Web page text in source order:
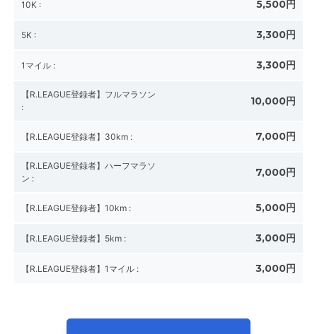
10K : 5,500円
5K : 3,300円
1マイル : 3,300円
【R.LEAGUE登録者】フルマラソン
:
10,000円
【R.LEAGUE登録者】30km : 7,000円
【R.LEAGUE登録者】ハーフマラソ
ン : 7,000円
【R.LEAGUE登録者】10km : 5,000円
【R.LEAGUE登録者】5km : 3,000円
【R.LEAGUE登録者】1マイル : 3,000円